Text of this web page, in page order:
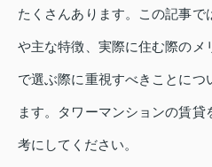
たくさんあります。この記事
や主な特徴、実際に住む際のメ
で選ぶ際に重視すべきことにつ
ます。タワーマンションの賃
考にしてください。